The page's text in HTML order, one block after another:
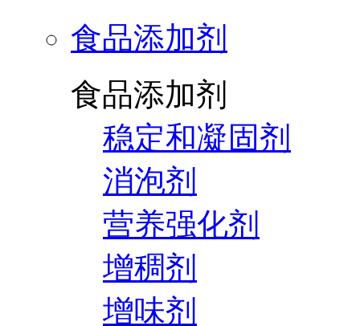
食品添加剂
食品添加剂
稳定和凝固剂
消泡剂
营养强化剂
增稠剂
增味剂